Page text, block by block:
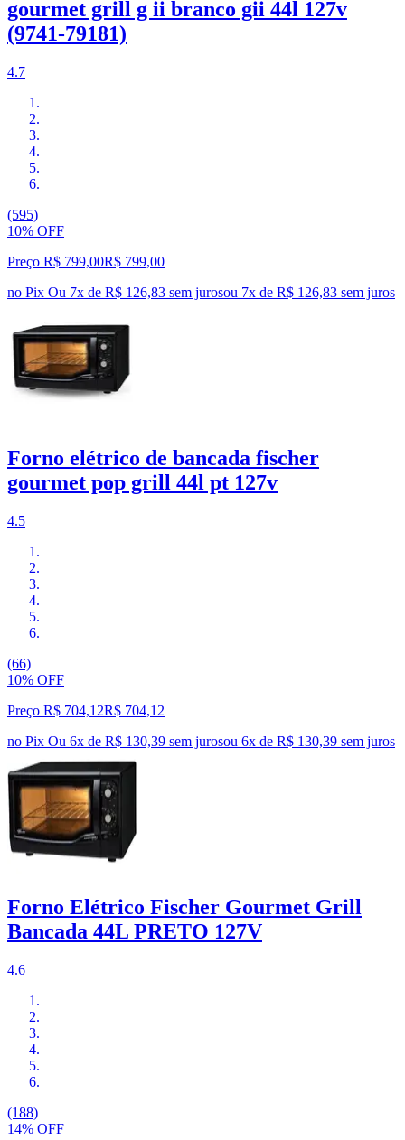
gourmet grill g ii branco gii 44l 127v
(9741-79181)
4.7
(595)
10% OFF
Preço R$ 799,00R$ 799,00
no Pix Ou 7x de R$ 126,83 sem jurosou 7x de R$ 126,83 sem juros
Forno elétrico de bancada fischer
gourmet pop grill 44l pt 127v
4.5
(66)
10% OFF
Preço R$ 704,12R$ 704,12
no Pix Ou 6x de R$ 130,39 sem jurosou 6x de R$ 130,39 sem juros
Forno Elétrico Fischer Gourmet Grill
Bancada 44L PRETO 127V
4.6
(188)
14% OFF